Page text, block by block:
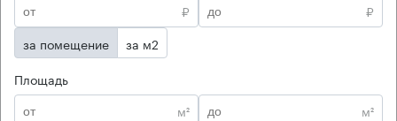
₽
₽
за помещение
за м2
Площадь
м²
м²